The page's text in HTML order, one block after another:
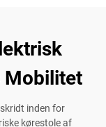
Mobilitet
inden for
kørestole af